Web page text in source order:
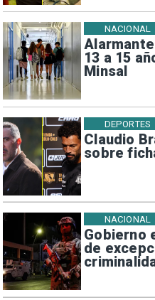
13 a 15
Minsal
NACIONAL
Claudio
sobre
DEPORTES
Gobierno
de
NACIONAL